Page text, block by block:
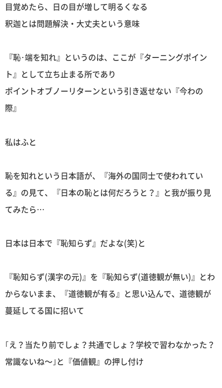
目覚めたら、日の目が増して明るくなる
釈迦とは問題解決・大丈夫という意味
『恥･端を知れ』というのは、ここが『ターニングポイン
ト』として立ち止まる所であり
ポイントオブノーリターンという引き返せない『今わの
際』
私はふと
恥を知れという日本語が、『海外の国同士で使われてい
る』の見て、『日本の恥とは何だろうと？』と我が振り見
てみたら…
日本は日本で『恥知らず』だよな(笑)と
『恥知らず(漢字の元)』を『恥知らず(道徳観が無い)』とわ
からないまま、『道徳観が有る』と思い込んで、道徳観が
蔓延してる国に招いて
｢え？当たり前でしょ？共通でしょ？学校で習わなかった？
常識ないね〜｣と『価値観』の押し付け